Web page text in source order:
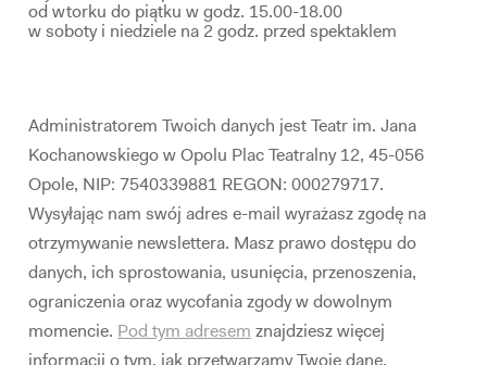
od wtorku do piątku w godz. 15.00-18.00
w soboty i niedziele na 2 godz. przed spektaklem
Administratorem Twoich danych jest Teatr im. Jana
Kochanowskiego w Opolu Plac Teatralny 12, 45-056
Opole, NIP: 7540339881 REGON: 000279717.
Wysyłając nam swój adres e-mail wyrażasz zgodę na
otrzymywanie newslettera. Masz prawo dostępu do
danych, ich sprostowania, usunięcia, przenoszenia,
ograniczenia oraz wycofania zgody w dowolnym
momencie. Pod tym adresem znajdziesz więcej
informacji o tym, jak przetwarzamy Twoje dane.